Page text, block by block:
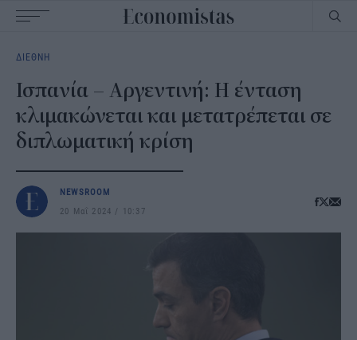
navigation
ΔΙΕΘΝΗ
Ισπανία – Αργεντινή: Η ένταση
κλιμακώνεται και μετατρέπεται σε
διπλωματική κρίση
NEWSROOM
20 Μαΐ 2024
10:37